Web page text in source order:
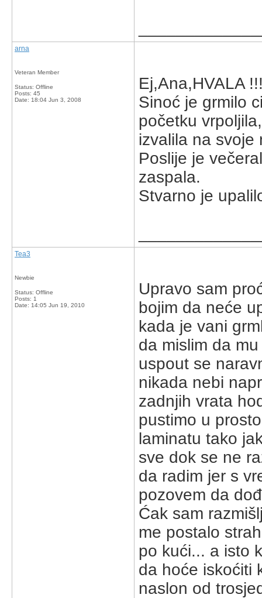
arna
Veteran Member
Status: Offline
Posts: 45
Date: 18:04 Jun 3, 2008
Ej,Ana,HVALA
Sinoć je grmilo
početku
izvalila na svoje
Poslije je
zaspala.
Stvarno je
Tea3
Newbie
Status: Offline
Posts: 1
Date: 14:05 Jun 19, 2010
Upravo sam
bojim da neće
kada je vani
da mislim da
uspout se
nikada nebi
zadnjih vrata
pustimo u
laminatu tako
sve dok se ne
da radim jer s
pozovem da
Ćak sam
me postalo
po kući... a isto
da hoće iskoćiti
naslon od